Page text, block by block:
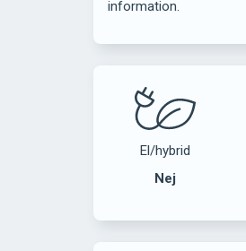
information.
El/hybrid
Nej